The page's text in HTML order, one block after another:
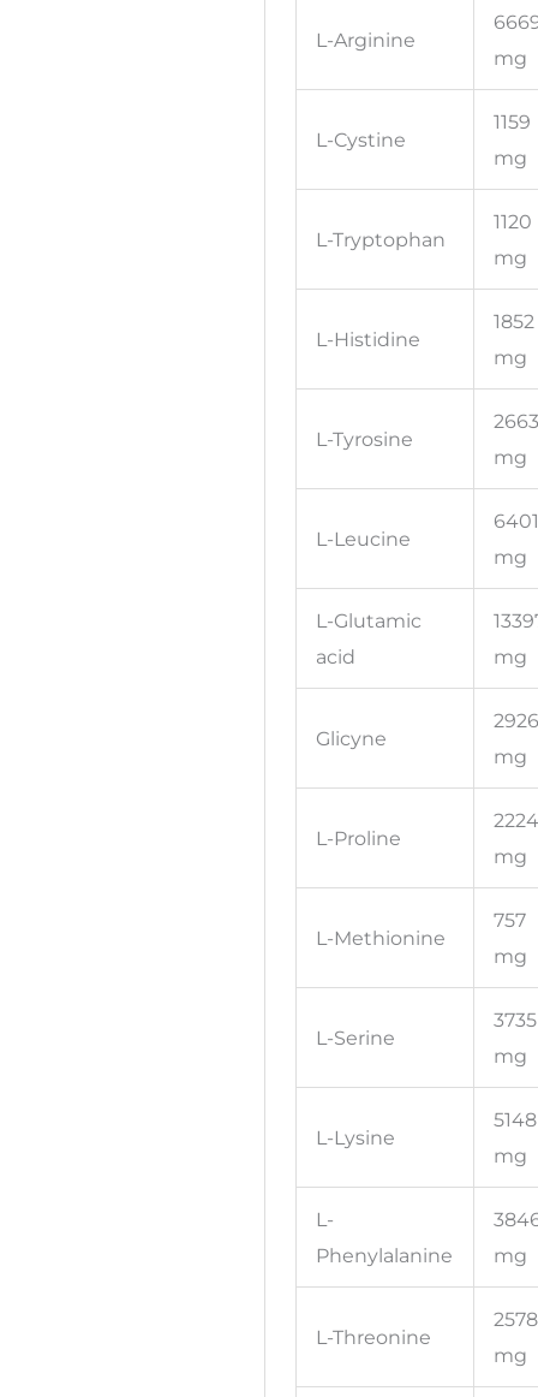
L-Arginine
mg
L-Cystine
1159
mg
L-Tryptophan
1120
mg
L-Histidine
1852
mg
L-Tyrosine
mg
L-Leucine
mg
L-Glutamic
acid
mg
Glicyne
mg
L-Proline
mg
L-Methionine
757
mg
L-Serine
3735
mg
L-Lysine
5148
mg
L-
Phenylalanine
mg
L-Threonine
2578
mg